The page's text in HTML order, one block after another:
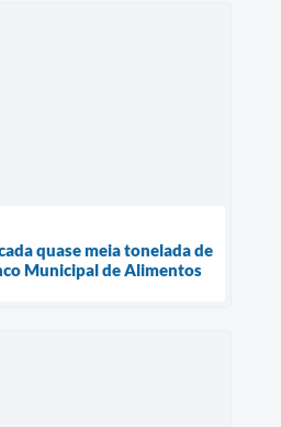
quase meia tonelada de
Municipal de Alimentos